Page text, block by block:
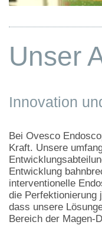
Unser
Innovation
Bei Ovesco
Kraft. Unsere
Entwicklung
interventionelle
die Perfektionierung
dass unsere
Bereich der Magen-